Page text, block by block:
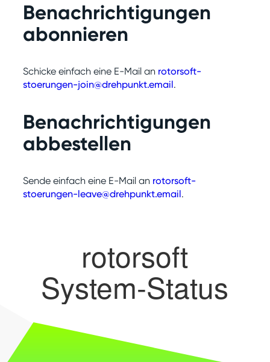
Benachrichtigungen
abonnieren
Schicke einfach eine E-Mail an rotorsoft-
stoerungen-join@drehpunkt.email.
Benachrichtigungen
abbestellen
Sende einfach eine E-Mail an rotorsoft-
stoerungen-leave@drehpunkt.email.